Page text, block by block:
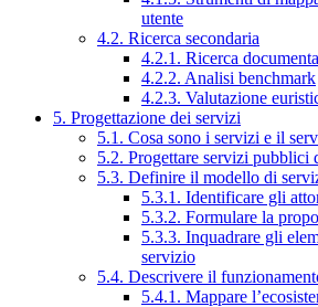
utente
4.2. Ricerca secondaria
4.2.1. Ricerca
4.2.2. Analisi benchmark
4.2.3. Valutazione
5. Progettazione dei servizi
5.1. Cosa sono i servizi e il
5.2. Progettare servizi pubblici
5.3. Definire il modello di
5.3.1. Identificare gli
5.3.2. Formulare la
5.3.3. Inquadrare gli
servizio
5.4. Descrivere il
5.4.1. Mappare